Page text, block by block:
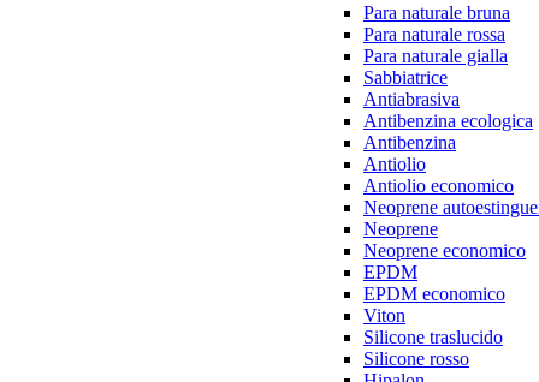
Para naturale bruna
Para naturale rossa
Para naturale gialla
Sabbiatrice
Antiabrasiva
Antibenzina ecologica
Antibenzina
Antiolio
Antiolio economico
Neoprene
Neoprene
Neoprene economico
EPDM
EPDM economico
Viton
Silicone traslucido
Silicone rosso